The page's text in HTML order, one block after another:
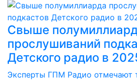
Свыше
прослушиваний
Детского радио в
Эксперты ГПМ Радио отмечают